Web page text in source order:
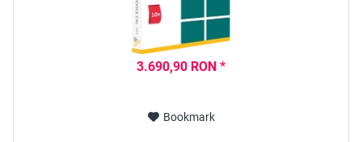
3.690,90 RON *
Bookmark